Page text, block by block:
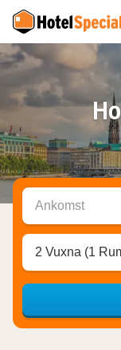
Ankomst
2 Vuxna (1